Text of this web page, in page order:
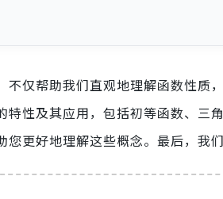
不仅帮助我们直观地理解函数性质
特性及其应用，包括初等函数、三
更好地理解这些概念。最后，我